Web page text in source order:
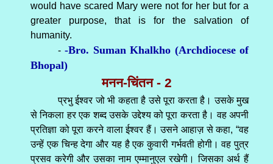
would have scared Mary were not for her but for a
greater purpose, that is for the salvation of
humanity.
--Bro. Suman Khalkho (Archdiocese of
Bhopal)
मनन-चिंतन - 2
प्रभु ईश्वर जो भी कहता है उसे पूरा करता है। उसके मुख
से निकला हर एक शब्द उसके उद्देश्य को पूरा करता है। वह अपनी
प्रतिज्ञा को पूरा करने वाला ईश्वर हैं। उसने आहाज़ से कहा, “वह
उन्हें एक चिन्ह देगा और यह है एक कुवारी गर्भवती होगी। वह पुत्र
प्रसव करेगी और उसका नाम एम्मानुएल रखेगी। जिसका अर्थ हैं